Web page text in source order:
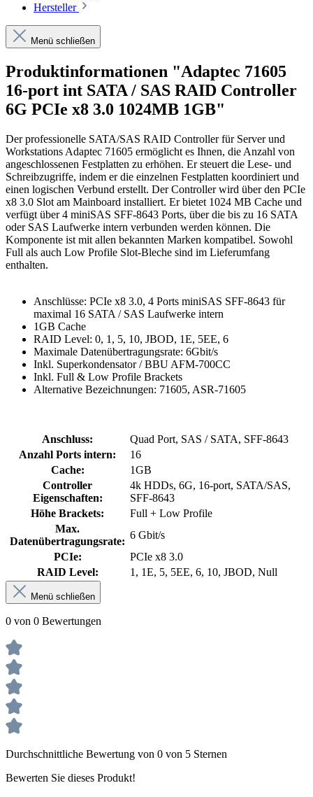
Hersteller
Menü schließen
Produktinformationen "Adaptec 71605
16-port int SATA / SAS RAID Controller
6G PCIe x8 3.0 1024MB 1GB"
Der professionelle SATA/SAS RAID Controller für Server und
Workstations Adaptec 71605 ermöglicht es Ihnen, die Anzahl von
angeschlossenen Festplatten zu erhöhen. Er steuert die Lese- und
Schreibzugriffe, indem er die einzelnen Festplatten koordiniert und
einen logischen Verbund erstellt. Der Controller wird über den PCIe
x8 3.0 Slot am Mainboard installiert. Er bietet 1024 MB Cache und
verfügt über 4 miniSAS SFF-8643 Ports, über die bis zu 16 SATA
oder SAS Laufwerke intern verbunden werden können. Die
Komponente ist mit allen bekannten Marken kompatibel. Sowohl
Full als auch Low Profile Slot-Bleche sind im Lieferumfang
enthalten.
Anschlüsse: PCIe x8 3.0, 4 Ports miniSAS SFF-8643 für
maximal 16 SATA / SAS Laufwerke intern
1GB Cache
RAID Level: 0, 1, 5, 10, JBOD, 1E, 5EE, 6
Maximale Datenübertragungsrate: 6Gbit/s
Inkl. Superkondensator / BBU AFM-700CC
Inkl. Full & Low Profile Brackets
Alternative Bezeichnungen: 71605, ASR-71605
Anschluss:
Quad Port, SAS / SATA, SFF-8643
Anzahl Ports intern:
16
Cache:
1GB
Controller
Eigenschaften:
4k HDDs, 6G, 16-port, SATA/SAS,
SFF-8643
Höhe Brackets:
Full + Low Profile
Max.
Datenübertragungsrate:
6 Gbit/s
PCIe:
PCIe x8 3.0
RAID Level:
1, 1E, 5, 5EE, 6, 10, JBOD, Null
Menü schließen
0 von 0 Bewertungen
Durchschnittliche Bewertung von 0 von 5 Sternen
Bewerten Sie dieses Produkt!